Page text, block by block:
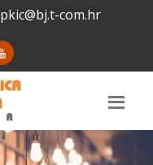
pkic@bj.t-com.hr